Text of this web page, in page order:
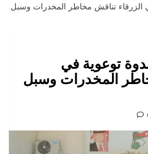
الزرقاء تناقش مخاطر المخدرات وسبل
توعوية في
المخدرات وسبل